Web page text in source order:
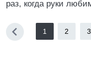
раз, когда руки
1 2 3